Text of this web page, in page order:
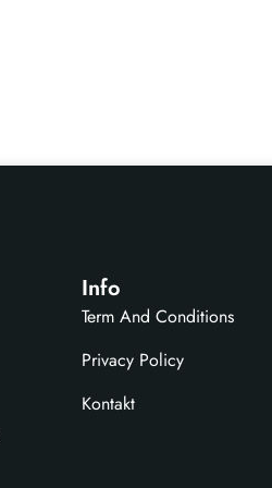
Info
Term And Conditions
Privacy Policy
Kontakt